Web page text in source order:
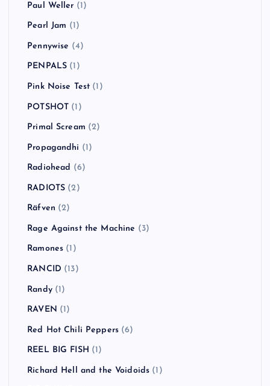
Paul Weller (1)
Pearl Jam (1)
Pennywise (4)
PENPALS (1)
Pink Noise Test (1)
POTSHOT (1)
Primal Scream (2)
Propagandhi (1)
Radiohead (6)
RADIOTS (2)
Räfven (2)
Rage Against the Machine (3)
Ramones (1)
RANCID (13)
Randy(1)
RAVEN (1)
Red Hot Chili Peppers (6)
REEL BIG FISH (1)
Richard Hell and the Voidoids (1)